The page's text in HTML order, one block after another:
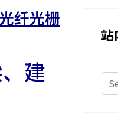
纤光栅
建
站